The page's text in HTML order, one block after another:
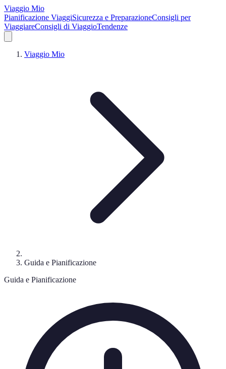
Viaggio Mio
Pianificazione ViaggiSicurezza e PreparazioneConsigli per
ViaggiareConsigli di ViaggioTendenze
Viaggio Mio
Guida e Pianificazione
Guida e Pianificazione